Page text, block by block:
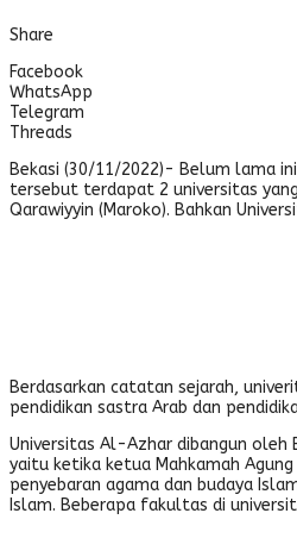
Share
Facebook
WhatsApp
Telegram
Threads
Bekasi (30/11/2022)- Belum lama
tersebut terdapat 2 universitas
Qarawiyyin (Maroko). Bahkan
Berdasarkan catatan sejarah,
pendidikan sastra Arab dan
Universitas Al-Azhar dibangun oleh
yaitu ketika ketua Mahkamah
penyebaran agama dan budaya
Islam. Beberapa fakultas di